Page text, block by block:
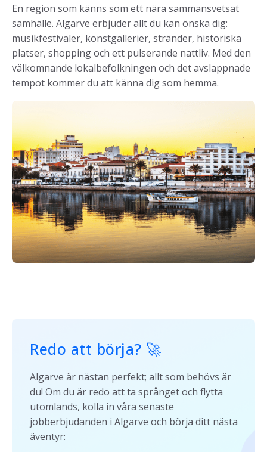
En region som känns som ett nära sammansvetsat
samhälle. Algarve erbjuder allt du kan önska dig:
musikfestivaler, konstgallerier, stränder, historiska
platser, shopping och ett pulserande nattliv. Med den
välkomnande lokalbefolkningen och det avslappnade
tempot kommer du att känna dig som hemma.
Redo att börja? 🚀
Algarve är nästan perfekt; allt som behövs är
du! Om du är redo att ta språnget och flytta
utomlands, kolla in våra senaste
jobberbjudanden i Algarve och börja ditt nästa
äventyr: